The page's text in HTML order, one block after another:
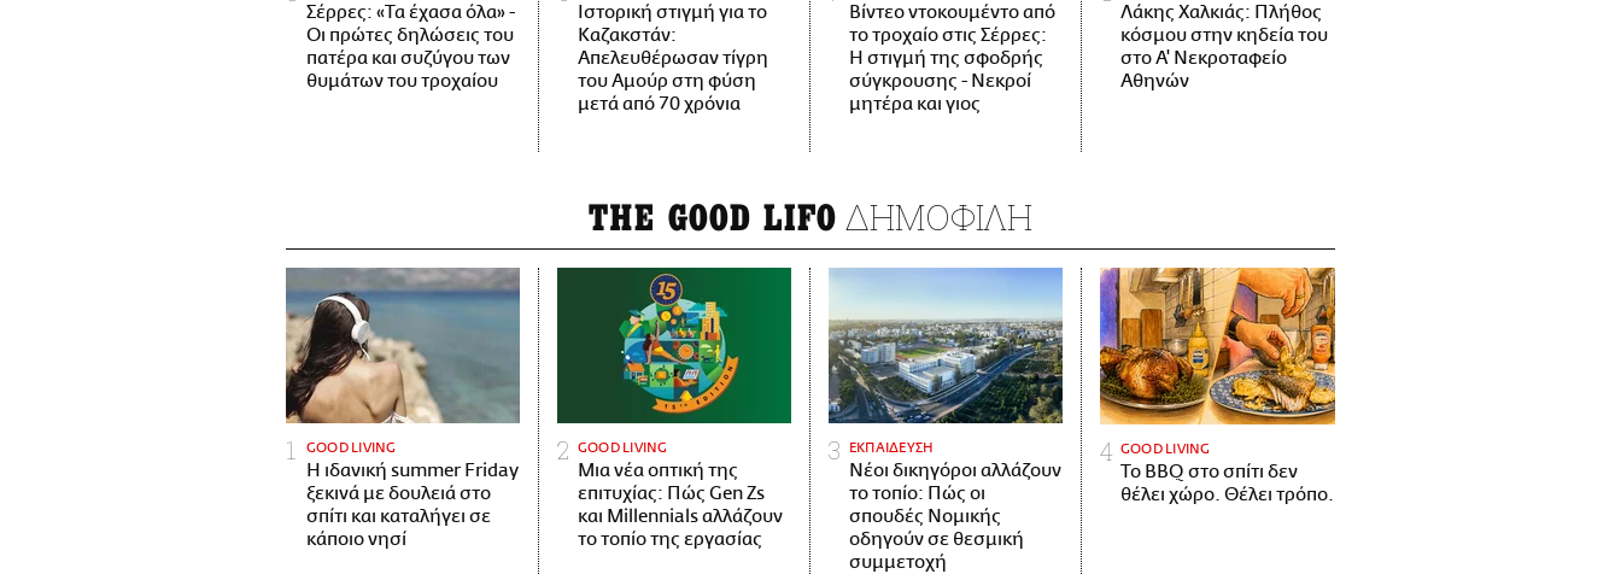
Σέρρες: «Τα έχασα όλα» -
Οι πρώτες δηλώσεις του
πατέρα και συζύγου των
θυμάτων του τροχαίου
Ιστορική στιγμή για το
Καζακστάν:
Απελευθέρωσαν τίγρη
του Αμούρ στη φύση
μετά από 70 χρόνια
Βίντεο ντοκουμέντο από
το τροχαίο στις Σέρρες:
Η στιγμή της σφοδρής
σύγκρουσης - Νεκροί
μητέρα και γιος
Λάκης Χαλκιάς: Πλήθος
κόσμου στην κηδεία του
στο Α' Νεκροταφείο
Αθηνών
THE GOOD LIFO ΔΗΜΟΦΙΛΗ
GOOD LIVING
Η ιδανική summer Friday
ξεκινά με δουλειά στο
σπίτι και καταλήγει σε
κάποιο νησί
GOOD LIVING
Μια νέα οπτική της
επιτυχίας: Πώς Gen Zs
και Millennials αλλάζουν
το τοπίο της εργασίας
ΕΚΠΑΙΔΕΥΣΗ
Νέοι δικηγόροι αλλάζουν
το τοπίο: Πώς οι
σπουδές Νομικής
οδηγούν σε θεσμική
συμμετοχή
GOOD LIVING
Το BBQ στο σπίτι δεν
θέλει χώρο. Θέλει τρόπο.